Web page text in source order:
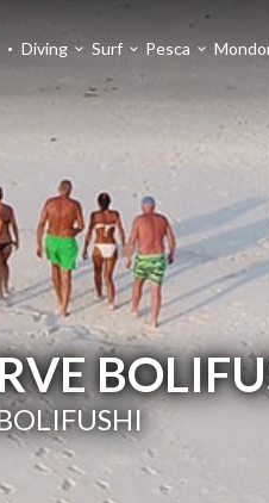
Diving Surf Pesca